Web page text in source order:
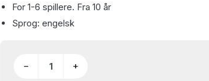
For 1-6 spillere. Fra 10 år
Sprog: engelsk
− +